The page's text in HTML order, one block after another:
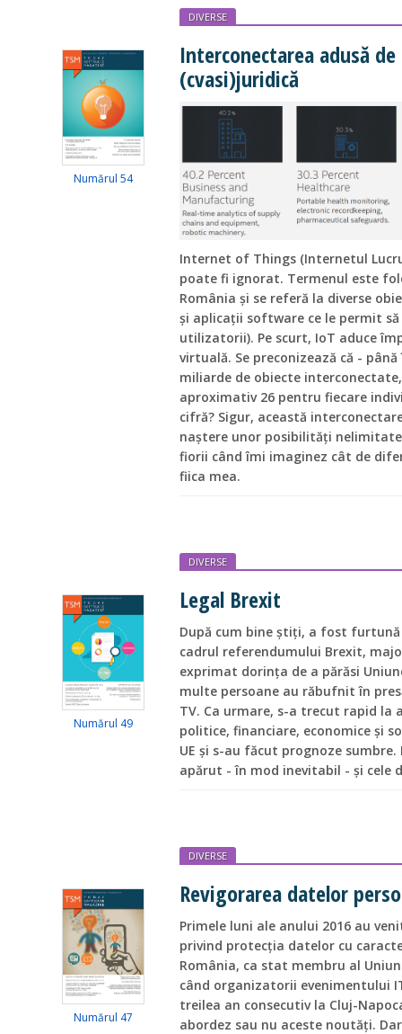
Numărul 54
DIVERSE
Interconectarea adusă
(cvasi)juridică
Internet of Things (Internetul
poate fi ignorat. Termenul este
România și se referă la diverse
și aplicații software ce le permit
utilizatorii). Pe scurt, IoT aduce
virtuală. Se preconizează că -
miliarde de obiecte
aproximativ 26 pentru fiecare
cifră? Sigur, această
naștere unor posibilități
fiorii când îmi imaginez cât de
fiica mea.
Numărul 49
DIVERSE
Legal Brexit
După cum bine știți, a fost furtună
cadrul referendumului Brexit,
exprimat dorința de a părăsi
multe persoane au răbufnit în
TV. Ca urmare, s-a trecut rapid la
politice, financiare, economice și
UE și s-au făcut prognoze
apărut - în mod inevitabil - și cele
Numărul 47
DIVERSE
Revigorarea datelor
Primele luni ale anului 2016 au
privind protecția datelor cu
România, ca stat membru al
când organizatorii evenimentului
treilea an consecutiv la Cluj-
abordez sau nu aceste noutăți.